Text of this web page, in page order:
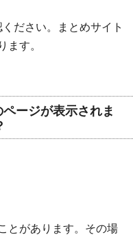
ださい。まとめサイト
ます。
ージが表示されま
とがあります。その場